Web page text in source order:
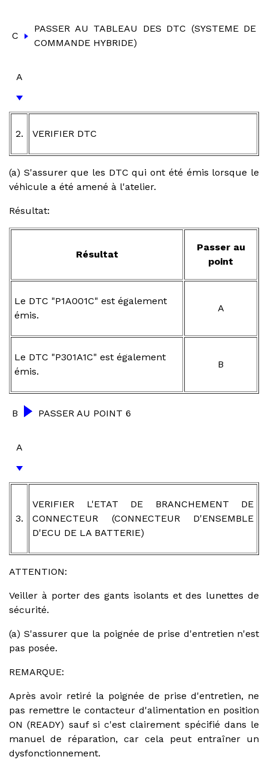
C
PASSER AU TABLEAU DES DTC (SYSTEME DE
COMMANDE HYBRIDE)
A
2. VERIFIER DTC
(a) S'assurer que les DTC qui ont été émis lorsque le
véhicule a été amené à l'atelier.
Résultat:
Résultat
Passer au
point
Le DTC "P1A001C" est également
émis.
A
Le DTC "P301A1C" est également
émis.
B
B PASSER AU POINT 6
A
3.
VERIFIER L'ETAT DE BRANCHEMENT DE
CONNECTEUR (CONNECTEUR D'ENSEMBLE
D'ECU DE LA BATTERIE)
ATTENTION:
Veiller à porter des gants isolants et des lunettes de
sécurité.
(a) S'assurer que la poignée de prise d'entretien n'est
pas posée.
REMARQUE:
Après avoir retiré la poignée de prise d'entretien, ne
pas remettre le contacteur d'alimentation en position
ON (READY) sauf si c'est clairement spécifié dans le
manuel de réparation, car cela peut entraîner un
dysfonctionnement.